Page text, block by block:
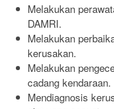
Melakukan
DAMRI.
Melakukan
kerusakan.
Melakukan
cadang kendaraan.
Mendiagnosis